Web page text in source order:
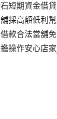
短期資金借
採高額低利
款合法當舖
操作安心店家